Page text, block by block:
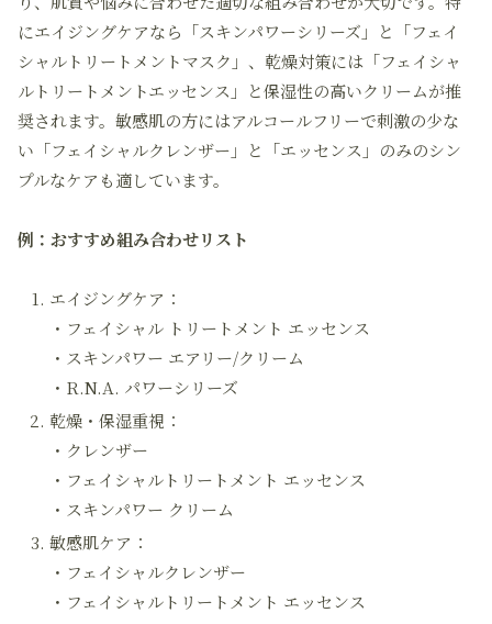
にエイジングケアなら「スキンパワーシリーズ」と「フェイ
シャルトリートメントマスク」、乾燥対策には「フェイシャ
ルトリートメントエッセンス」と保湿性の高いクリームが推
奨されます。敏感肌の方にはアルコールフリーで刺激の少な
い「フェイシャルクレンザー」と「エッセンス」のみのシン
プルなケアも適しています。
例：おすすめ組み合わせリスト
エイジングケア：
・フェイシャル トリートメント エッセンス
・スキンパワー エアリー/クリーム
・R.N.A. パワーシリーズ
乾燥・保湿重視：
・クレンザー
・フェイシャルトリートメント エッセンス
・スキンパワー クリーム
敏感肌ケア：
・フェイシャルクレンザー
・フェイシャルトリートメント エッセンス